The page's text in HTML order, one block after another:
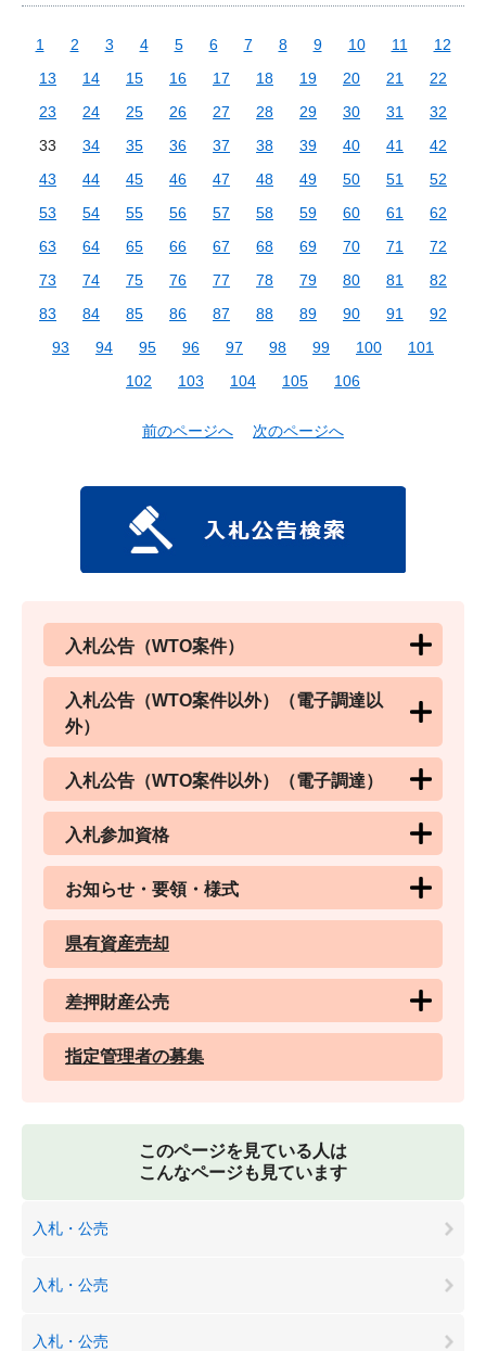
1 2 3 4 5 6 7 8 9 10 11
12
13
14 15 16 17 18 19 20 21
22
23
24 25 26 27 28 29 30 31
32
33
34 35 36 37 38 39 40 41
42
43
44 45 46 47 48 49 50 51
52
53
54 55 56 57 58 59 60 61
62
63
64 65 66 67 68 69 70 71
72
73
74 75 76 77 78 79 80 81
82
83
84 85 86 87 88 89 90 91
92
93
94 95 96 97 98 99 100
101
102
103 104 105 106
前のページへ 次のページへ
入札公告（WTO案件）
入札公告（WTO案件以外）（電子調達以
外）
入札公告（WTO案件以外）（電子調達）
入札参加資格
お知らせ・要領・様式
県有資産売却
差押財産公売
指定管理者の募集
このページを見ている人は
こんなページも見ています
入札・公売
入札・公売
入札・公売